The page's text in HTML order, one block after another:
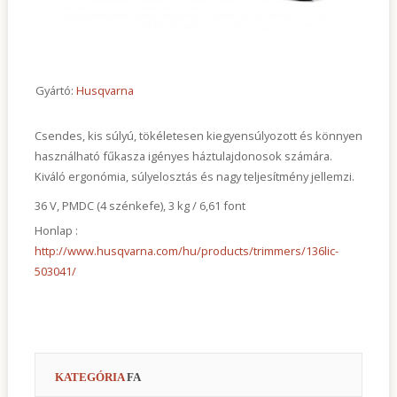
Gyártó: Husqvarna
Csendes, kis súlyú, tökéletesen kiegyensúlyozott és könnyen
használható fűkasza igényes háztulajdonosok számára.
Kiváló ergonómia, súlyelosztás és nagy teljesítmény jellemzi.
36 V, PMDC (4 szénkefe), 3 kg / 6,61 font
Honlap :
http://www.husqvarna.com/hu/products/trimmers/136lic-
503041/
KATEGÓRIAFA